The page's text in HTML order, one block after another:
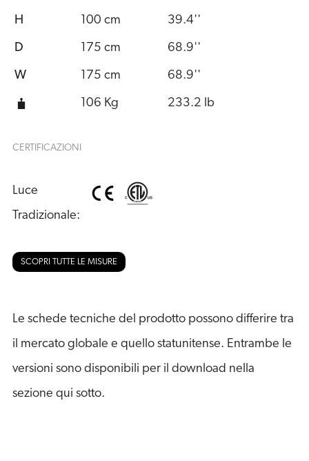
H 100 cm 39.4''
D 175 cm 68.9''
W 175 cm 68.9''
106 Kg 233.2 lb
CERTIFICAZIONI
Luce
Tradizionale:
SCOPRI TUTTE LE MISURE
Le schede tecniche del prodotto possono differire tra
il mercato globale e quello statunitense. Entrambe le
versioni sono disponibili per il download nella
sezione qui sotto.